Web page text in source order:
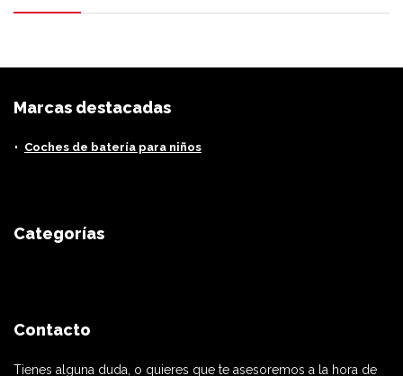
Marcas destacadas
Coches de batería para niños
Categorías
Contacto
Tienes alguna duda, o quieres que te asesoremos a la hora de